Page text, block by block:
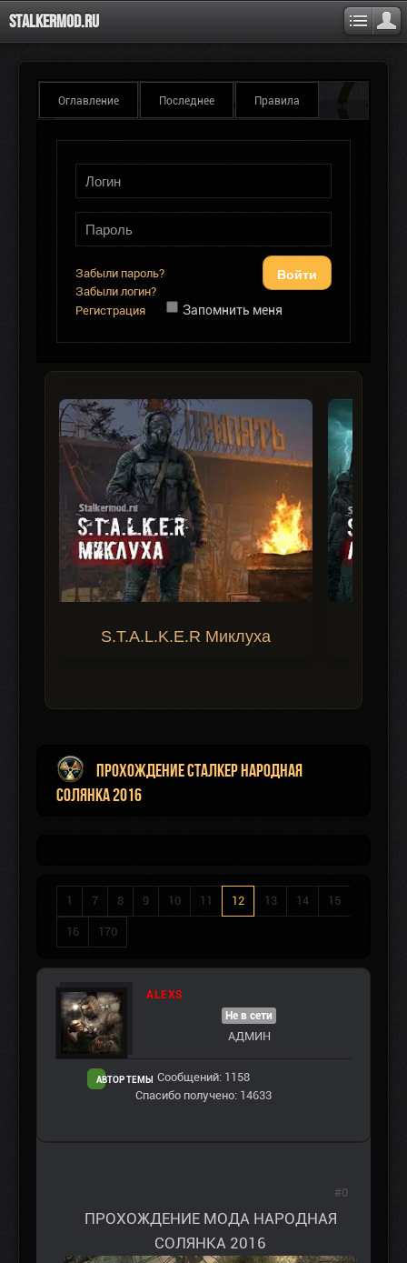
Stalkermod.ru
Оглавление Последнее Правила
Войти
Забыли пароль?
Забыли логин?
Регистрация
Запомнить меня
S.T.A.L.K.E.R Миклуха
Прохождение Сталкер Народная
Солянка 2016
1 7 8 9 10 11 12 13 14 15
16 170
ALEXS
АВТОР ТЕМЫ
Не в сети
АДМИН
Сообщений: 1158
Спасибо получено: 14633
ПРОХОЖДЕНИЕ МОДА НАРОДНАЯ
СОЛЯНКА 2016
#0